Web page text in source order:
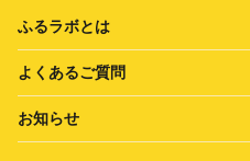
ふるラボとは
よくあるご質問
お知らせ